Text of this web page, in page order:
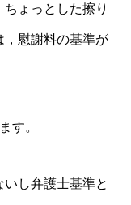
ょっとした擦り
，慰謝料の基準が
す。
し弁護士基準と